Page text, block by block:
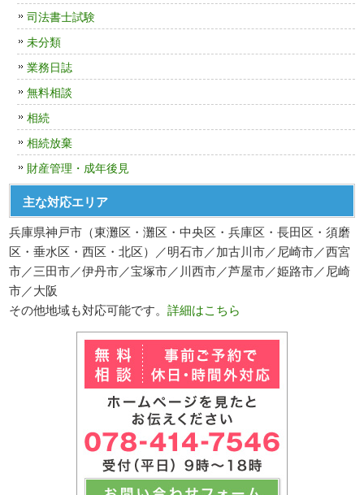
司法書士試験
未分類
業務日誌
無料相談
相続
相続放棄
財産管理・成年後見
主な対応エリア
兵庫県神戸市（東灘区・灘区・中央区・兵庫区・長田区・須磨
区・垂水区・西区・北区）／明石市／加古川市／尼崎市／西宮
市／三田市／伊丹市／宝塚市／川西市／芦屋市／姫路市／尼崎
市／大阪
その他地域も対応可能です。詳細はこちら